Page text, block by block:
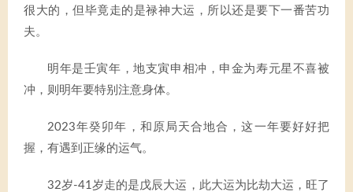
很大的，但毕竟走的是禄神大运，所以还是要下一番苦功
夫。
明年是壬寅年，地支寅申相冲，申金为寿元星不喜被
冲，则明年要特别注意身体。
2023年癸卯年，和原局天合地合，这一年要好好把
握，有遇到正缘的运气。
32岁-41岁走的是戊辰大运，此大运为比劫大运，旺了